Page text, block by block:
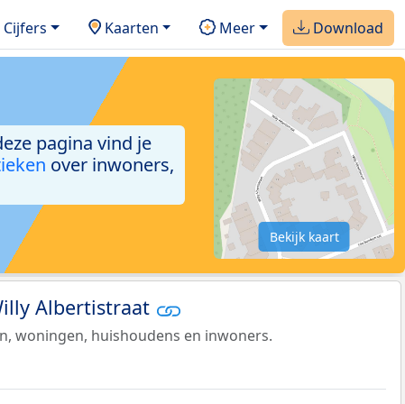
Cijfers Kaarten Meer Download
pagina vind je
over inwoners,
Bekijk kaart
Albertistraat
woningen, huishoudens en inwoners.